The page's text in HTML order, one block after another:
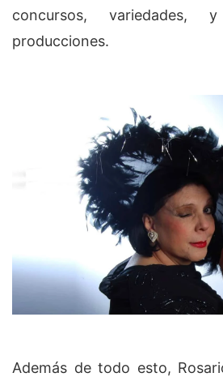
concursos, variedades,
producciones.
Además de todo esto,